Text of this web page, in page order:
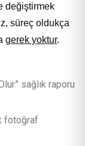
değiştirmek
süreç oldukça
gerek yoktur.
sağlık raporu
fotoğraf